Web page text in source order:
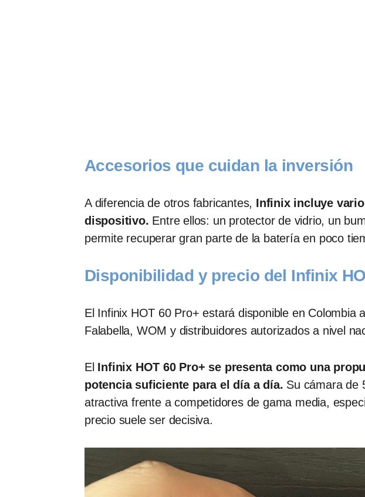
Accesorios que cuidan la inversión
A diferencia de otros fabricantes, Infinix incluye
dispositivo. Entre ellos: un protector de vidrio, un
permite recuperar gran parte de la batería en poco
Disponibilidad y precio del Infinix
El Infinix HOT 60 Pro+ estará disponible en Colombia
Falabella, WOM y distribuidores autorizados a nivel
El Infinix HOT 60 Pro+ se presenta como una
potencia suficiente para el día a día. Su cámara de
atractiva frente a competidores de gama media,
precio suele ser decisiva.